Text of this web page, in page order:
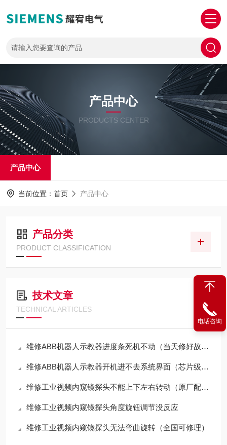
产品中心
PRODUCTS CENTER
产品中心
当前位置： 首页 产品中心
产品分类
PRODUCT CLASSIFICATION
技术文章
TECHNICAL ARTICLES
维修ABB机器人示教器进度条死机不动（当天修好故障）
维修ABB机器人示教器开机进不去系统界面（芯片级修理）
维修工业视频内窥镜探头不能上下左右转动（原厂配件修理）
维修工业视频内窥镜探头角度旋钮调节没反应
维修工业视频内窥镜探头无法弯曲旋转（全国可修理）
电话咨询